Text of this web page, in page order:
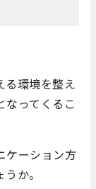
る環境を整え
なってくるこ
ケーション方
か。